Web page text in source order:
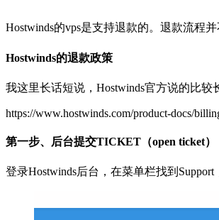
Hostwinds的vps是支持退款的。退款流程
Hostwinds的退款政策
我这里长话短说，Hostwinds官方说的比
https://www.hostwinds.com/product-docs/
第一步、后台提交TICKET（open ticket）
登录Hostwinds后台，在菜单栏找到Support